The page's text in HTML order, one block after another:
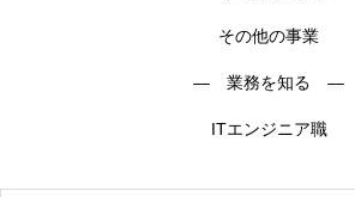
その他の事業
― 業務を知る ―
ITエンジニア職